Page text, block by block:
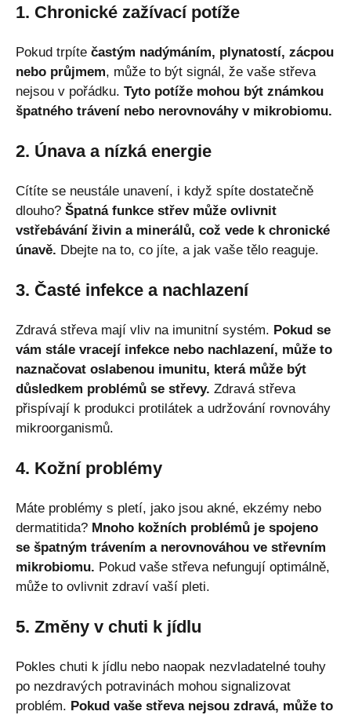
1. Chronické zažívací potíže
Pokud trpíte častým nadýmáním, plynatostí, zácpou
nebo průjmem, může to být signál, že vaše střeva
nejsou v pořádku. Tyto potíže mohou být známkou
špatného trávení nebo nerovnováhy v mikrobiomu.
2. Únava a nízká energie
Cítíte se neustále unavení, i když spíte dostatečně
dlouho? Špatná funkce střev může ovlivnit
vstřebávání živin a minerálů, což vede k chronické
únavě. Dbejte na to, co jíte, a jak vaše tělo reaguje.
3. Časté infekce a nachlazení
Zdravá střeva mají vliv na imunitní systém. Pokud se
vám stále vracejí infekce nebo nachlazení, může to
naznačovat oslabenou imunitu, která může být
důsledkem problémů se střevy. Zdravá střeva
přispívají k produkci protilátek a udržování rovnováhy
mikroorganismů.
4. Kožní problémy
Máte problémy s pletí, jako jsou akné, ekzémy nebo
dermatitida? Mnoho kožních problémů je spojeno
se špatným trávením a nerovnováhou ve střevním
mikrobiomu. Pokud vaše střeva nefungují optimálně,
může to ovlivnit zdraví vaší pleti.
5. Změny v chuti k jídlu
Pokles chuti k jídlu nebo naopak nezvladatelné touhy
po nezdravých potravinách mohou signalizovat
problém. Pokud vaše střeva nejsou zdravá, může to